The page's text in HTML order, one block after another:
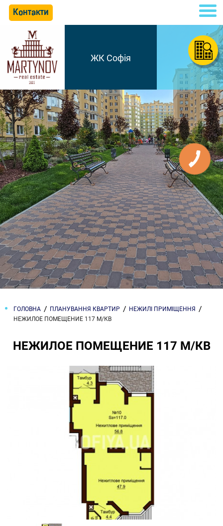
Контакти
ЖК Софія
ГОЛОВНА ПЛАНУВАННЯ КВАРТИР
НЕЖИЛІ ПРИМІЩЕННЯ
НЕЖИЛОЕ ПОМЕЩЕНИЕ 117 М/КВ
НЕЖИЛОЕ ПОМЕЩЕНИЕ 117 М/КВ